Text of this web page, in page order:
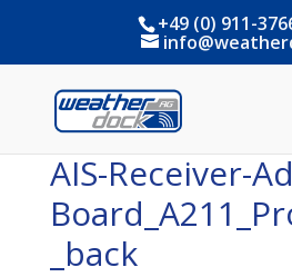
+49 (0) 911-
AIS-Receiver-
_back